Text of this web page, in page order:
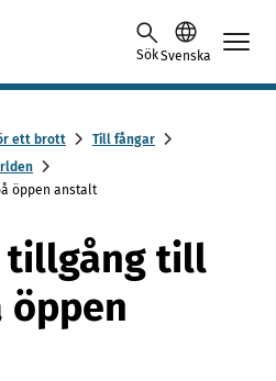
SökSvenska
ett brott
Till fångar
öppen anstalt
tillgång till
öppen